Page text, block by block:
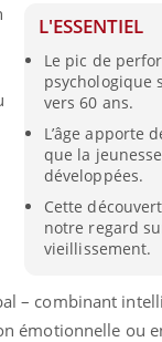
L'ESSENTIEL
Le pic de
psychologique
vers 60 ans.
L’âge apporte
que la
développées.
Cette
notre regard
vieillissement.
– combinant
émotionnelle ou